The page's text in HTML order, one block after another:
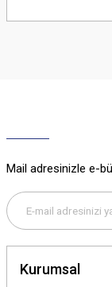
yetersiz
Bu ürüne
Mail adresinizle e-
Kurumsal